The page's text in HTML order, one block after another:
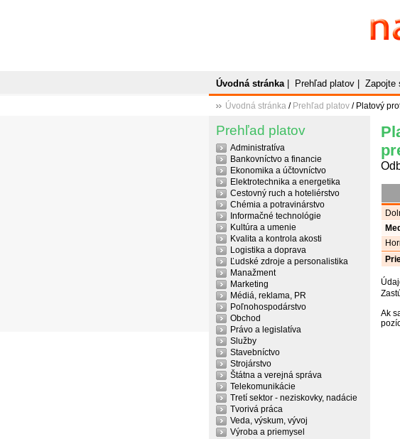
Úvodná stránka| Prehľad platov Zapojte
Úvodná stránka / Prehľad platov / Platový
Prehľad platov
Administratíva
Bankovníctvo a financie
Ekonomika a účtovníctvo
Elektrotechnika a energetika
Cestovný ruch a hoteliérstvo
Chémia a potravinárstvo
Informačné technológie
Kultúra a umenie
Kvalita a kontrola akosti
Logistika a doprava
Ľudské zdroje a personalistika
Manažment
Marketing
Médiá, reklama, PR
Poľnohospodárstvo
Obchod
Právo a legislatíva
Služby
Stavebníctvo
Strojárstvo
Štátna a verejná správa
Telekomunikácie
Tretí sektor - neziskovky, nadácie
Tvorivá práca
Veda, výskum, vývoj
Výroba a priemysel
Ak